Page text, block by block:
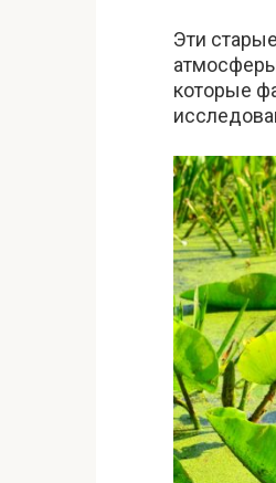
Эти
которые